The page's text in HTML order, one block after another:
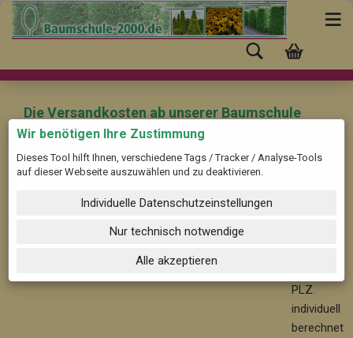
Die Versandkosten ab unserer Baumschule
(Pinneberg) nach "Langerringen" mit der PLZ:
86853 betragen:
59,-- im Nahbereich bis 30 km, nach PLZ. individuell
PLZ.
individuell
berechnet
Wir benötigen Ihre Zustimmung
Dieses Tool hilft Ihnen, verschiedene Tags / Tracker / Analyse-Tools
auf dieser Webseite auszuwählen und zu deaktivieren.
Individuelle Datenschutzeinstellungen
Nur technisch notwendige
Alle akzeptieren